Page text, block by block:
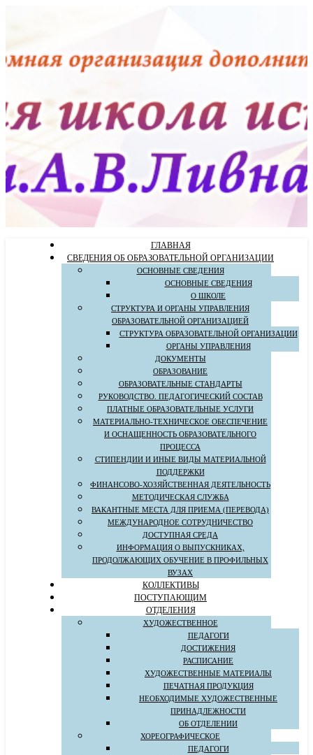
ГЛАВНАЯ
СВЕДЕНИЯ ОБ ОБРАЗОВАТЕЛЬНОЙ ОРГАНИЗАЦИИ
ОСНОВНЫЕ СВЕДЕНИЯ
ОСНОВНЫЕ СВЕДЕНИЯ
О ШКОЛЕ
СТРУКТУРА И ОРГАНЫ УПРАВЛЕНИЯ
ОБРАЗОВАТЕЛЬНОЙ ОРГАНИЗАЦИЕЙ
СТРУКТУРА ОБРАЗОВАТЕЛЬНОЙ ОРГАНИЗАЦИИ
ОРГАНЫ УПРАВЛЕНИЯ
ДОКУМЕНТЫ
ОБРАЗОВАНИЕ
ОБРАЗОВАТЕЛЬНЫЕ СТАНДАРТЫ
РУКОВОДСТВО. ПЕДАГОГИЧЕСКИЙ СОСТАВ
ПЛАТНЫЕ ОБРАЗОВАТЕЛЬНЫЕ УСЛУГИ
МАТЕРИАЛЬНО-ТЕХНИЧЕСКОЕ ОБЕСПЕЧЕНИЕ
И ОСНАЩЕННОСТЬ ОБРАЗОВАТЕЛЬНОГО
ПРОЦЕССА
СТИПЕНДИИ И ИНЫЕ ВИДЫ МАТЕРИАЛЬНОЙ
ПОДДЕРЖКИ
ФИНАНСОВО-ХОЗЯЙСТВЕННАЯ ДЕЯТЕЛЬНОСТЬ
МЕТОДИЧЕСКАЯ СЛУЖБА
ВАКАНТНЫЕ МЕСТА ДЛЯ ПРИЕМА (ПЕРЕВОДА)
МЕЖДУНАРОДНОЕ СОТРУДНИЧЕСТВО
ДОСТУПНАЯ СРЕДА
ИНФОРМАЦИЯ О ВЫПУСКНИКАХ,
ПРОДОЛЖАЮЩИХ ОБУЧЕНИЕ В ПРОФИЛЬНЫХ
ВУЗАХ
КОЛЛЕКТИВЫ
ПОСТУПАЮЩИМ
ОТДЕЛЕНИЯ
ХУДОЖЕСТВЕННОЕ
ПЕДАГОГИ
ДОСТИЖЕНИЯ
РАСПИСАНИЕ
ХУДОЖЕСТВЕННЫЕ МАТЕРИАЛЫ
ПЕЧАТНАЯ ПРОДУКЦИЯ
НЕОБХОДИМЫЕ ХУДОЖЕСТВЕННЫЕ
ПРИНАДЛЕЖНОСТИ
ОБ ОТДЕЛЕНИИ
ХОРЕОГРАФИЧЕСКОЕ
ПЕДАГОГИ